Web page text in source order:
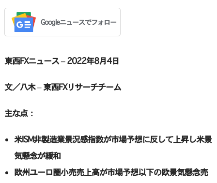
Googleニュースでフォロー
東西FXニュース – 2022年8月4日
文／八木 – 東西FXリサーチチーム
主な点：
米ISM非製造業景況感指数が市場予想に反して上昇し米景
気懸念が緩和
欧州ユーロ圏小売売上高が市場予想以下の欧景気懸念売